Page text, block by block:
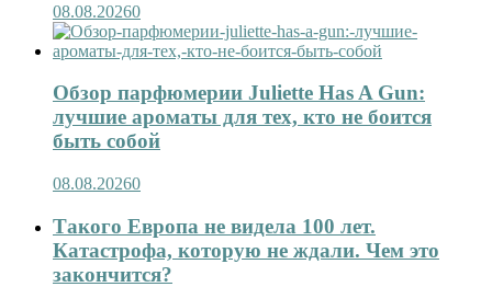
08.08.20260
Обзор парфюмерии Juliette Has A Gun:
лучшие ароматы для тех, кто не боится
быть собой
08.08.20260
Такого Европа не видела 100 лет.
Катастрофа, которую не ждали. Чем это
закончится?